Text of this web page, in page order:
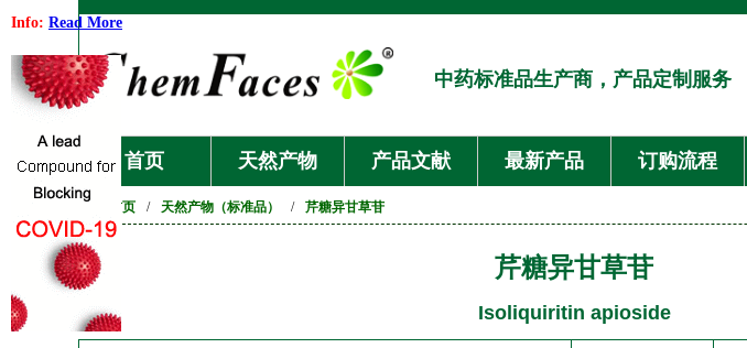
Info: Read More
中药标准品生产商，产品定制服务
首页 天然产物 产品文献 最新产品 订购流程
首页 / 天然产物（标准品） / 芹糖异甘草苷
芹糖异甘草苷
Isoliquiritin apioside